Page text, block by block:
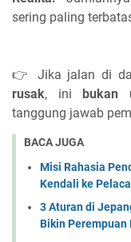
sering paling
👉 Jika jalan di
rusak, ini bukan
tanggung jawab
BACA JUGA
Misi Rahasia
Kendali ke
3 Aturan di
Bikin Perempuan